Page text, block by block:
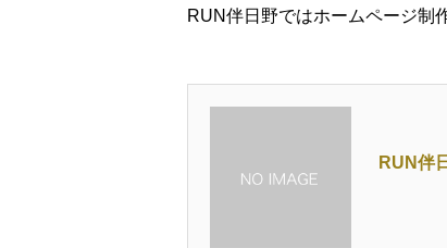
RUN伴日野ではホームページ制
RUN伴